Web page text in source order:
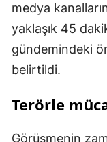
medya
yaklaşık 45
gündemindeki
belirtildi.
Terörle
Görüşmenin